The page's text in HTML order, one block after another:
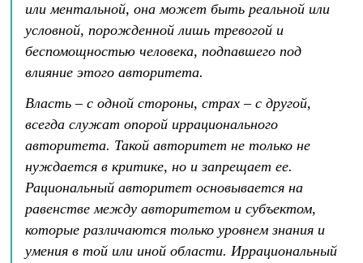
или ментальной, она может быть реальной или
условной, порожденной лишь тревогой и
беспомощностью человека, подпавшего под
влияние этого авторитета.
Власть – с одной стороны, страх – с другой,
всегда служат опорой иррационального
авторитета. Такой авторитет не только не
нуждается в критике, но и запрещает ее.
Рациональный авторитет основывается на
равенстве между авторитетом и субъектом,
которые различаются только уровнем знания и
умения в той или иной области. Иррациональный